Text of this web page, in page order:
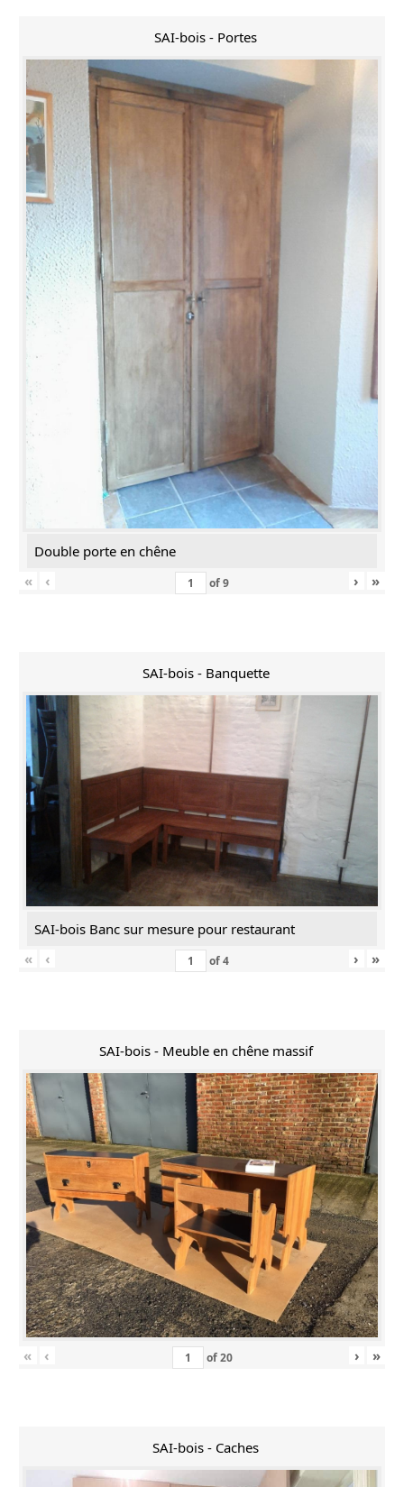
SAI-bois - Portes
Double porte en chêne
«
‹ of9 › »
SAI-bois - Banquette
SAI-bois Banc sur mesure pour restaurant
«
‹ of4 › »
SAI-bois - Meuble en chêne massif
« ‹ of20 › »
SAI-bois - Caches